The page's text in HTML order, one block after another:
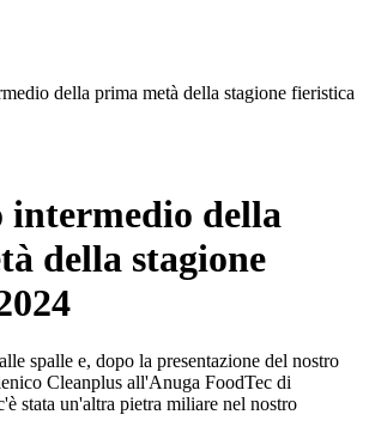
della prima metà della stagione fieristica
intermedio della
della stagione
spalle e, dopo la presentazione del nostro
Cleanplus all'Anuga FoodTec di
stata un'altra pietra miliare nel nostro